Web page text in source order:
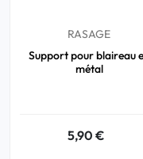
RASAGE
Support pour blaireau
métal
5,90 €